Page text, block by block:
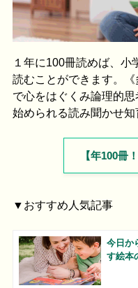
１年に100冊読めば、小
読むことができます。《
で心をはぐくみ論理的
始められる読み聞かせ知
【年100冊
▼おすすめ人気記事
今日か
す絵本